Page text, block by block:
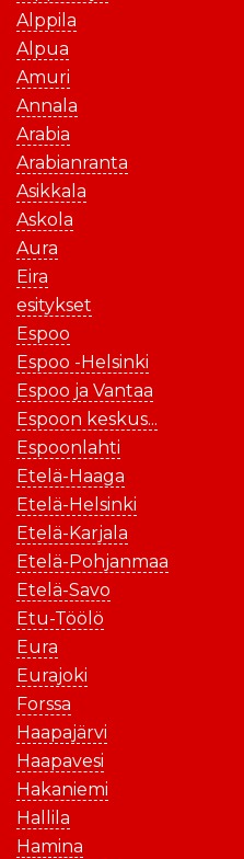
Alppila
Alpua
Amuri
Annala
Arabia
Arabianranta
Asikkala
Askola
Aura
Eira
esitykset
Espoo
Espoo -Helsinki
Espoo ja Vantaa
Espoon keskus...
Espoonlahti
Etelä-Haaga
Etelä-Helsinki
Etelä-Karjala
Etelä-Pohjanmaa
Etelä-Savo
Etu-Töölö
Eura
Eurajoki
Forssa
Haapajärvi
Haapavesi
Hakaniemi
Hallila
Hamina